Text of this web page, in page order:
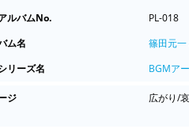
ルバムNo.
PL-018
ム名
篠田元一
リーズ名
BGMア
ジ 広がり/